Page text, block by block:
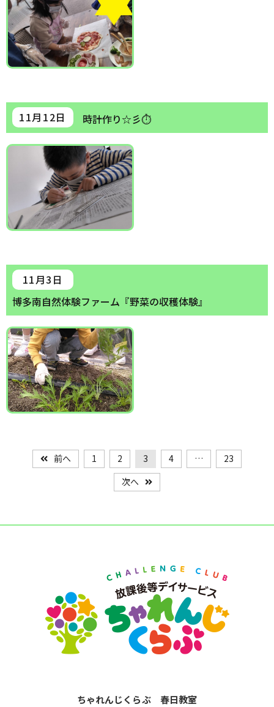
11月12日 時計作り☆彡⏱
11月3日
博多南自然体験ファーム『野菜の収穫体験』
前へ 1 2 3 4 …
23
次へ
ちゃれんじくらぶ 春日教室